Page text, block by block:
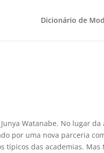
Dicionário de
Watanabe. No lugar
por uma nova parceria
tí­picos das academias.